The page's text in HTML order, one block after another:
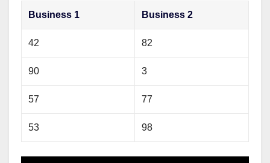
Business 1 Business 2
42 82
90 3
57 77
53 98